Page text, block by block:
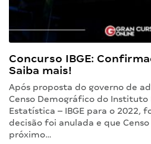
Concurso IBGE:
Saiba mais!
Após proposta do governo de
Censo Demográfico do Instituto
Estatística – IBGE para o 2022,
decisão foi anulada e que
próximo…